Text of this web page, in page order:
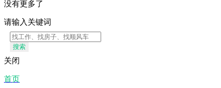
没有更多了
请输入关键词
搜索
关闭
首页